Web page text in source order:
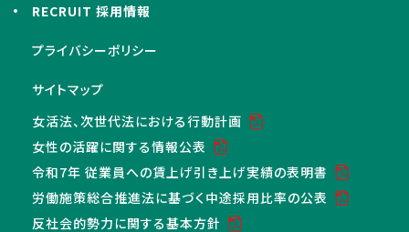
RECRUIT 採用情報
プライバシーポリシー
サイトマップ
女活法、次世代法における行動計画
女性の活躍に関する情報公表
令和7年 従業員への賃上げ引き上げ実績の表明書
労働施策総合推進法に基づく中途採用比率の公表
反社会的勢力に関する基本方針